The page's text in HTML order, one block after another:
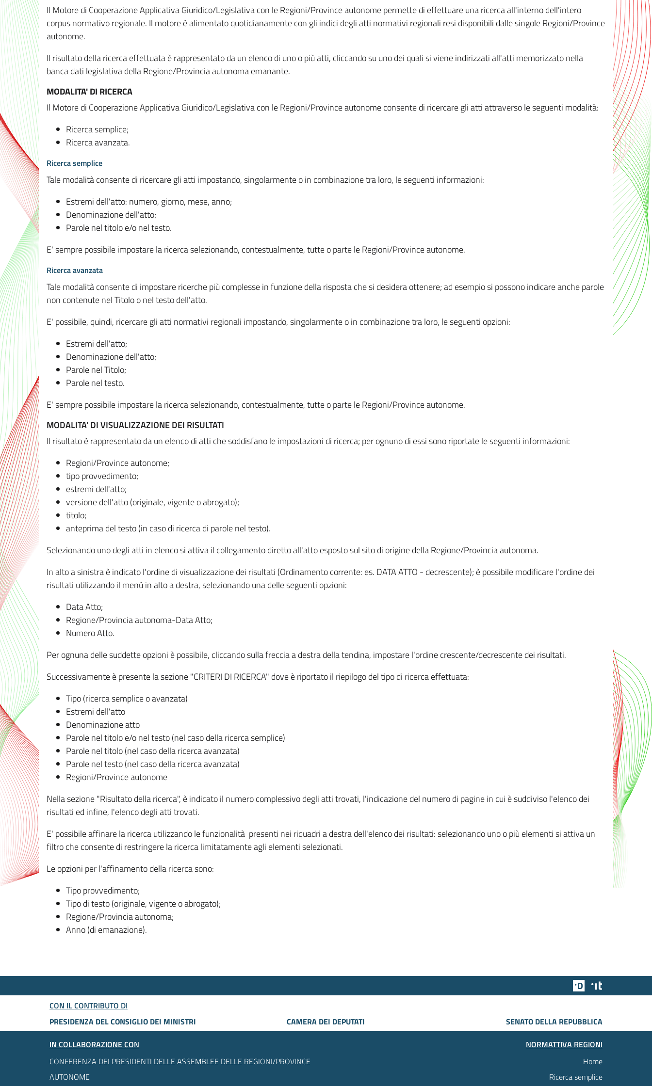
Il Motore di Cooperazione Applicativa Giuridico/Legislativa con le Regioni/Province autonome permette di effettuare una ricerca all'interno dell'intero
corpus normativo regionale. Il motore è alimentato quotidianamente con gli indici degli atti normativi regionali resi disponibili dalle singole Regioni/Province
autonome.
Il risultato della ricerca effettuata è rappresentato da un elenco di uno o più atti, cliccando su uno dei quali si viene indirizzati all'atti memorizzato nella
banca dati legislativa della Regione/Provincia autonoma emanante.
MODALITA' DI RICERCA
Il Motore di Cooperazione Applicativa Giuridico/Legislativa con le Regioni/Province autonome consente di ricercare gli atti attraverso le seguenti modalità:
Ricerca semplice;
Ricerca avanzata.
Ricerca semplice
Tale modalità consente di ricercare gli atti impostando, singolarmente o in combinazione tra loro, le seguenti informazioni:
Estremi dell'atto: numero, giorno, mese, anno;
Denominazione dell'atto;
Parole nel titolo e/o nel testo.
E' sempre possibile impostare la ricerca selezionando, contestualmente, tutte o parte le Regioni/Province autonome.
Ricerca avanzata
Tale modalità consente di impostare ricerche più complesse in funzione della risposta che si desidera ottenere; ad esempio si possono indicare anche parole
non contenute nel Titolo o nel testo dell'atto.
E' possibile, quindi, ricercare gli atti normativi regionali impostando, singolarmente o in combinazione tra loro, le seguenti opzioni:
Estremi dell'atto;
Denominazione dell'atto;
Parole nel Titolo;
Parole nel testo.
E' sempre possibile impostare la ricerca selezionando, contestualmente, tutte o parte le Regioni/Province autonome.
MODALITA' DI VISUALIZZAZIONE DEI RISULTATI
Il risultato è rappresentato da un elenco di atti che soddisfano le impostazioni di ricerca; per ognuno di essi sono riportate le seguenti informazioni:
Regioni/Province autonome;
tipo provvedimento;
estremi dell'atto;
versione dell'atto (originale, vigente o abrogato);
titolo;
anteprima del testo (in caso di ricerca di parole nel testo).
Selezionando uno degli atti in elenco si attiva il collegamento diretto all'atto esposto sul sito di origine della Regione/Provincia autonoma.
In alto a sinistra è indicato l'ordine di visualizzazione dei risultati (Ordinamento corrente: es. DATA ATTO - decrescente); è possibile modificare l'ordine dei
risultati utilizzando il menù in alto a destra, selezionando una delle seguenti opzioni:
Data Atto;
Regione/Provincia autonoma-Data Atto;
Numero Atto.
Per ognuna delle suddette opzioni è possibile, cliccando sulla freccia a destra della tendina, impostare l'ordine crescente/decrescente dei risultati.
Successivamente è presente la sezione "CRITERI DI RICERCA" dove è riportato il riepilogo del tipo di ricerca effettuata:
Tipo (ricerca semplice o avanzata)
Estremi dell'atto
Denominazione atto
Parole nel titolo e/o nel testo (nel caso della ricerca semplice)
Parole nel titolo (nel caso della ricerca avanzata)
Parole nel testo (nel caso della ricerca avanzata)
Regioni/Province autonome
Nella sezione "Risultato della ricerca", è indicato il numero complessivo degli atti trovati, l'indicazione del numero di pagine in cui è suddiviso l'elenco dei
risultati ed infine, l'elenco degli atti trovati.
E' possibile affinare la ricerca utilizzando le funzionalità presenti nei riquadri a destra dell'elenco dei risultati: selezionando uno o più elementi si attiva un
filtro che consente di restringere la ricerca limitatamente agli elementi selezionati.
Le opzioni per l'affinamento della ricerca sono:
Tipo provvedimento;
Tipo di testo (originale, vigente o abrogato);
Regione/Provincia autonoma;
Anno (di emanazione).
Team Digitale
CON IL CONTRIBUTO DI
PRESIDENZA DEL CONSIGLIO DEI MINISTRI
CAMERA DEI DEPUTATI
SENATO DELLA REPUBBLICA
IN COLLABORAZIONE CON
CONFERENZA DEI PRESIDENTI DELLE ASSEMBLEE DELLE REGIONI/PROVINCE
AUTONOME
NORMATTIVA REGIONI
Home
Ricerca semplice